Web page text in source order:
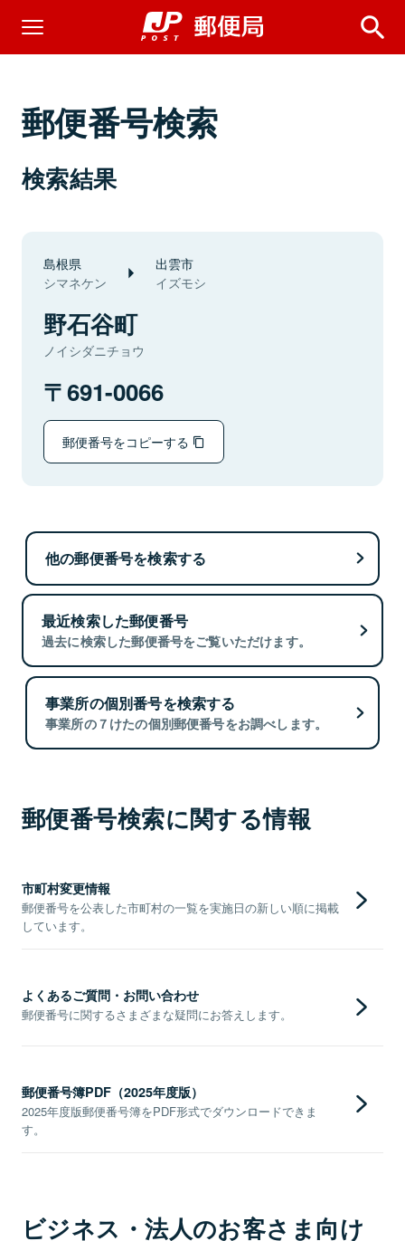
郵便番号検索
検索結果
島根県
シマネケン
出雲市
イズモシ
野石谷町
ノイシダニチョウ
691-0066
郵便番号をコピーする
他の郵便番号を検索する
最近検索した郵便番号
過去に検索した郵便番号をご覧いただけます。
事業所の個別番号を検索する
事業所の７けたの個別郵便番号をお調べします。
郵便番号検索に関する情報
市町村変更情報
郵便番号を公表した市町村の一覧を実施日の新しい順に掲載
しています。
よくあるご質問・お問い合わせ
郵便番号に関するさまざまな疑問にお答えします。
郵便番号簿PDF（2025年度版）
2025年度版郵便番号簿をPDF形式でダウンロードできま
す。
ビジネス・法人のお客さま向け